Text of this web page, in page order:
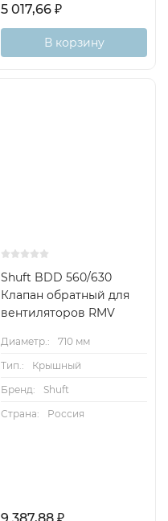
5 017,66 ₽
В корзину
Shuft BDD 560/630
Клапан обратный для
вентиляторов RMV
Диаметр.:
710 мм
Тип.:
Крышный
Бренд:
Shuft
Страна:
Россия